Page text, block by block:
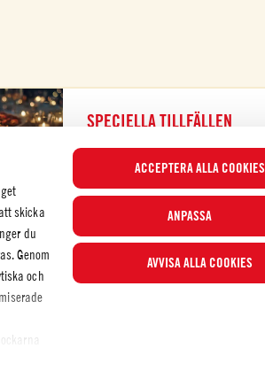
skicka
du
Genom
och
ACCEPTERA ALLA COOKIES
ANPASSA
AVVISA ALLA COOKIES
SPECIELLA TILLFÄLLEN
KOLLA UPP